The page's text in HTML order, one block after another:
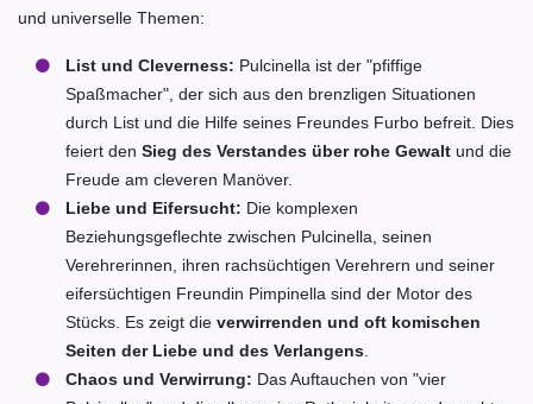
und universelle Themen:
List und Cleverness: Pulcinella ist der "pfiffige
Spaßmacher", der sich aus den brenzligen Situationen
durch List und die Hilfe seines Freundes Furbo befreit. Dies
feiert den Sieg des Verstandes über rohe Gewalt und die
Freude am cleveren Manöver.
Liebe und Eifersucht: Die komplexen
Beziehungsgeflechte zwischen Pulcinella, seinen
Verehrerinnen, ihren rachsüchtigen Verehrern und seiner
eifersüchtigen Freundin Pimpinella sind der Motor des
Stücks. Es zeigt die verwirrenden und oft komischen
Seiten der Liebe und des Verlangens
Chaos und Verwirrung: Das Auftauchen von "vier